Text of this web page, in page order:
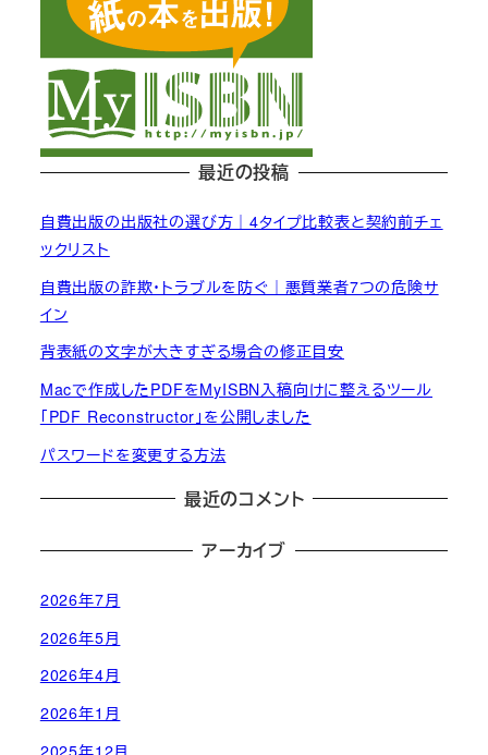
最近の投稿
自費出版の出版社の選び方｜4タイプ比較表と契約前チェ
ックリスト
自費出版の詐欺・トラブルを防ぐ｜悪質業者7つの危険サ
イン
背表紙の文字が大きすぎる場合の修正目安
Macで作成したPDFをMyISBN入稿向けに整えるツール
「PDF Reconstructor」を公開しました
パスワードを変更する方法
最近のコメント
アーカイブ
2026年7月
2026年5月
2026年4月
2026年1月
2025年12月